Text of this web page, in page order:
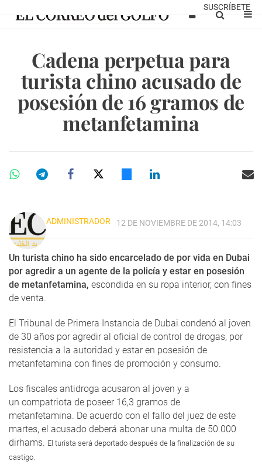
SUSCRÍBETE
Cadena perpetua para
turista chino acusado de
posesión de 16 gramos de
metanfetamina
ADMINISTRADOR 12 DE NOVIEMBRE DE 2014, 14:03
Un turista chino ha sido encarcelado de por vida en Dubai
por agredir a un agente de la policía y estar en posesión
de metanfetamina, escondida en su ropa interior, con fines
de venta.
El Tribunal de Primera Instancia de Dubai condenó al joven
de 30 años por agredir al oficial de control de drogas, por
resistencia a la autoridad y estar en posesión de
metanfetamina con fines de promoción y consumo.
Los fiscales antidroga acusaron al joven y a
un compatriota de poseer 16,3 gramos de
metanfetamina. De acuerdo con el fallo del juez de este
martes, el acusado deberá abonar una multa de 50.000
dirhams. El turista será deportado después de la finalización de su
castigo.